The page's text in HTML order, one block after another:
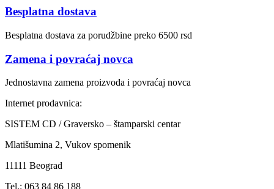
Besplatna dostava
Besplatna dostava za porudžbine preko 6500 rsd
Zamena i povraćaj novca
Jednostavna zamena proizvoda i povraćaj novca
Internet prodavnica:
SISTEM CD / Graversko – štamparski centar
Mlatišumina 2, Vukov spomenik
11111 Beograd
Tel.: 063 84 86 188